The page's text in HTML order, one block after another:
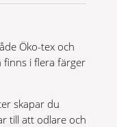
Öko-tex och
finns i flera färger
skapar du
till att odlare och